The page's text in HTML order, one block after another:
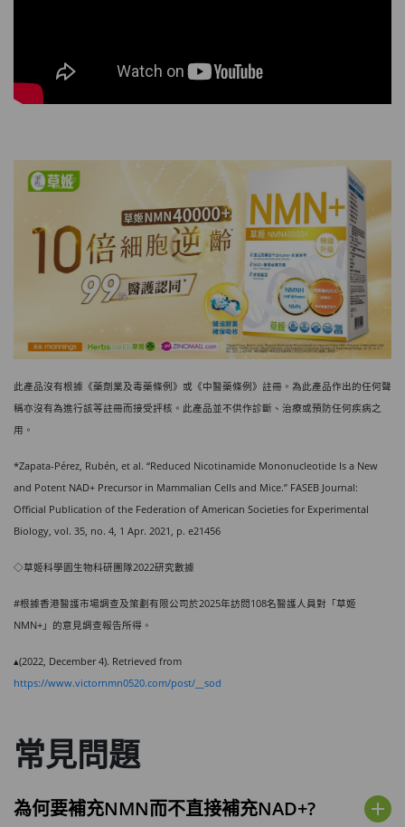
此產品沒有根據《藥劑業及毒藥條例》或《中醫藥條例》註冊。為此產品作出的任何聲
稱亦沒有為進行該等註冊而接受評核。此產品並不供作診斷、治療或預防任何疾病之
用。
*Zapata-Pérez, Rubén, et al. “Reduced Nicotinamide Mononucleotide Is a New
and Potent NAD+ Precursor in Mammalian Cells and Mice.” FASEB Journal:
Official Publication of the Federation of American Societies for Experimental
Biology, vol. 35, no. 4, 1 Apr. 2021, p. e21456
◇草姬科學園生物科研團隊2022研究數據
️#根據香港醫護市場調查及策劃有限公司於2025年訪問108名醫護人員對「草姬
NMN+」的意見調查報告所得。
▴(2022, December 4). Retrieved from
https://www.victornmn0520.com/post/__sod
常見問題
為何要補充NMN而不直接補充NAD+? add